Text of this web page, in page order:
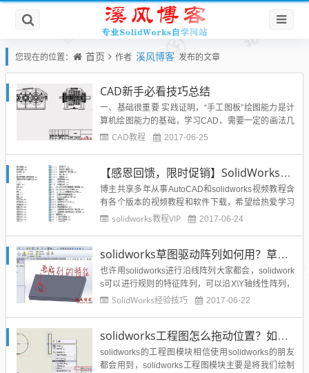
您现在的位置： 首页 作者 溪风博客 发布的文章
CAD新手必看技巧总结
一、基础很重要 实践证明，“手工图板”绘图能力是计
算机绘图能力的基础，学习CAD，需要一定的画法几
何的知识和能力，需要一定的识图能力，尤其是几何
采用循序渐进的方式，先了解计算机绘图的基本知
识，如相对...
CAD教程 2017-06-25
【感恩回馈，限时促销】SolidWorks2008-20162017优质教程视频教程VIP教程
博主共享多年从事AutoCAD和solidworks视频教程含
有各个版本的视频教程和软件下载，希望给热爱学习
的你有所帮助。SolidWorks2008|2010|2012|2014|2
用多...
solidworks教程VIP 2017-06-24
solidworks草图驱动阵列如何用？草图驱动特征阵列怎么使用？
也许用solidworks进行沿线阵列大家都会，solidwork
s可以进行规则的特征阵列，可以沿X\Y轴线性阵列，
那么如何让solidworks特征随意阵列，或者说沿着某
下如何使用草图驱动solidwork...
SolidWorks经验技巧 2017-06-22
solidworks工程图怎么拖动位置？如何改变solidworks工程图视图位置？
solidworks的工程图模块相信使用solidworks的朋友
都会用到，solidworks工程图模块主要是将我们绘制